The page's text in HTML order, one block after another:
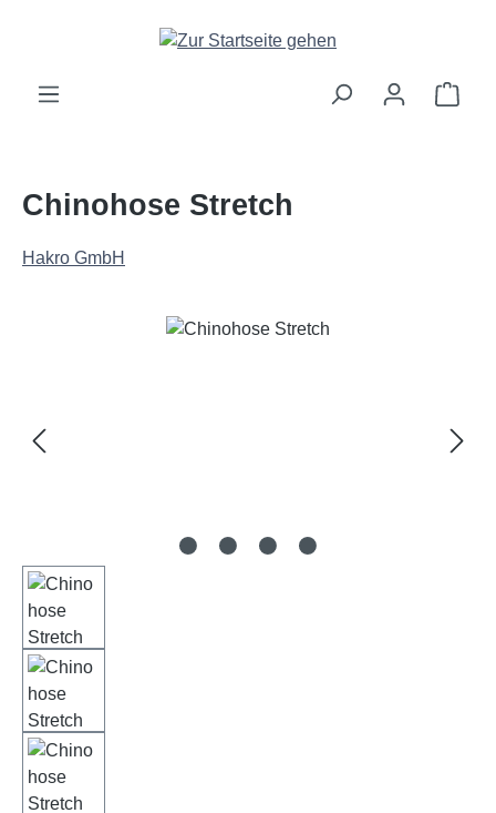
Zum Hauptinhalt springen
Chinohose Stretch
Hakro GmbH
Bildergalerie überspringen